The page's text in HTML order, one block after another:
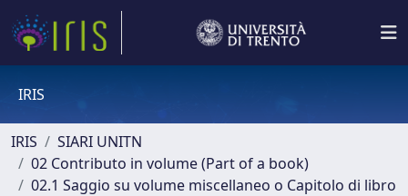
IRIS
IRIS
SIARI UNITN
02 Contributo in volume (Part of a book)
02.1 Saggio su volume miscellaneo o Capitolo di libro